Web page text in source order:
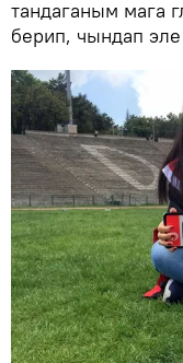
тандаганым мага
берип, чындап